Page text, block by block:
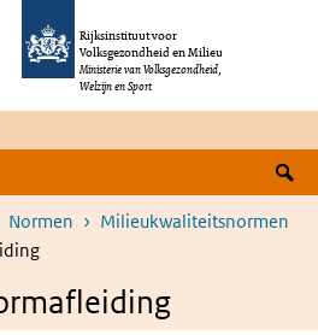
gaan
Rijksinstituut voor
Volksgezondheid en Milieu
Ministerie van Volksgezondheid,
Welzijn en Sport
Normen
Milieukwaliteitsnormen